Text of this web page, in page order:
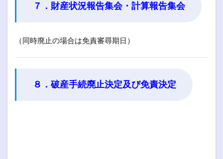
７．財産状況報告集会・計算報告集会
（同時廃止の場合は免責審尋期日）
８．破産手続廃止決定及び免責決定